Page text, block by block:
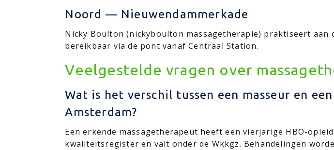
Noord — Nieuwendammerkade
Nicky Boulton (nickyboulton massagetherapie) praktiseert aan
bereikbaar via de pont vanaf Centraal Station.
Veelgestelde vragen over
Wat is het verschil tussen een masseur en
Amsterdam?
Een erkende massagetherapeut heeft een vierjarige HBO-
kwaliteitsregister en valt onder de Wkkgz. Behandelingen